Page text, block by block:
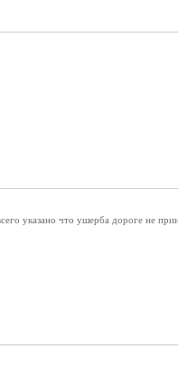
указано что ушерба дороге не